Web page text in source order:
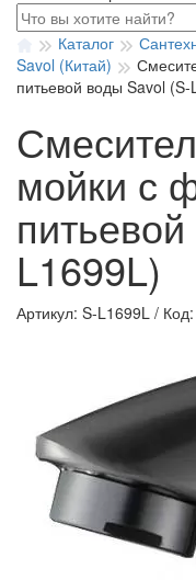
Каталог
Savol (Китай)
питьевой воды Savol (S-
мойки с
L1699L)
Артикул: S-L1699L /